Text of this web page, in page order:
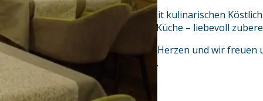
Lassen Sie sich verwöhnen Sie mit kulinarischen
bodenständigen und modernen Küche – liebevoll
Wir sind Gastgeber vom ganzen Herzen und wir freuen
Altmühltal verwöhnen zu dürfen.
Ihre Familie Schreiber